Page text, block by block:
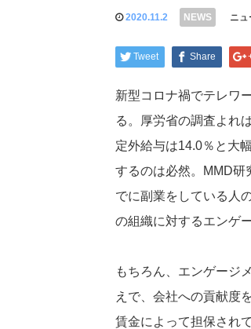
2020.11.2 ニュ
Tweet Share
新型コロナ禍でテレワ
る。厚労省の調査よれ
定外給与は14.0％と大
するのは必然。MMD研
でに副業をしている人
の組織に対するエンゲ
もちろん、エンゲージ
えで、会社への貢献度
賃金によって担保され